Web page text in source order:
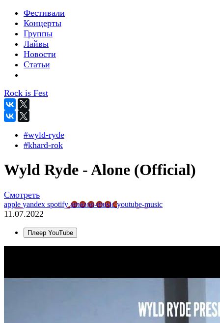
Фестивали
Концерты
Группы
Лайвы
Новости
Статьи
Rock is Fest
#wyld-ryde
#khard-rok
Wyld Ryde - Alone (Official)
Смотреть
apple yandex spotifyamazon-musicyoutube-music
11.07.2022
Плеер YouTube